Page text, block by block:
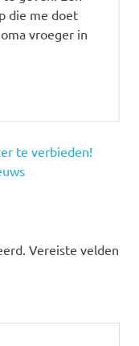
die me doet
vroeger in
te verbieden!
Vereiste velden